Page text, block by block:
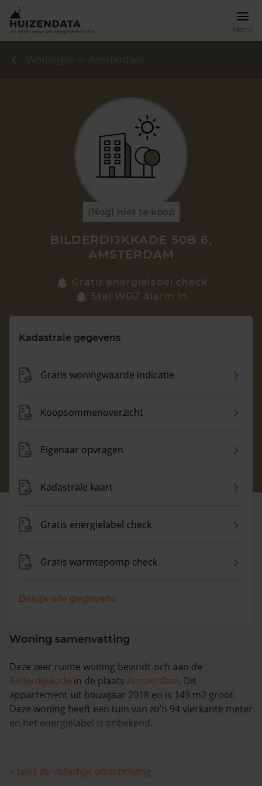
Menu
Vragen? Neem contact met ons op
088 220 4200
Woningen in Amsterdam
(Nog) niet te koop
BILDERDIJKKADE 50B 6,
AMSTERDAM
Gratis energielabel check
Stel WOZ alarm in
Kadastrale gegevens
Gratis woningwaarde indicatie
Koopsommenoverzicht
Eigenaar opvragen
Kadastrale kaart
Gratis energielabel check
Gratis warmtepomp check
Bekijk alle gegevens
Woning samenvatting
Deze zeer ruime woning bevindt zich aan de
Bilderdijkkade in de plaats Amsterdam. Dit
appartement uit bouwjaar 2018 en is 149 m2 groot.
Deze woning heeft een tuin van zo’n 94 vierkante meter
en het energielabel is onbekend.
koopsominformatie en is in de afgelopen 12 maanden
met meer dan 8% in waarde gestegen. Waarschijnlijk is
+ Lees de volledige omschrijving